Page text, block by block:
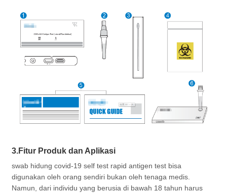
3.Fitur Produk dan Aplikasi
swab hidung covid-19 self test rapid antigen test bisa
digunakan oleh orang sendiri bukan oleh tenaga medis.
Namun, dari individu yang berusia di bawah 18 tahun harus